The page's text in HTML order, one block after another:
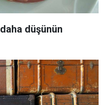
düşünün